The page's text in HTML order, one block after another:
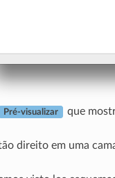
Pré-visualizar que
direito em uma